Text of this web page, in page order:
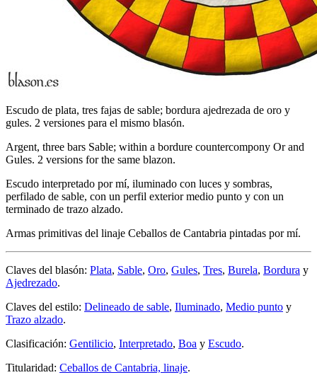
Escudo de plata, tres fajas de sable; bordura ajedrezada de oro y
gules. 2 versiones para el mismo blasón.
Argent, three bars Sable; within a bordure countercompony Or and
Gules. 2 versions for the same blazon.
Escudo interpretado por mí, iluminado con luces y sombras,
perfilado de sable, con un perfil exterior medio punto y con un
terminado de trazo alzado.
Armas primitivas del linaje Ceballos de Cantabria pintadas por mí.
Claves del blasón: Plata, Sable, Oro, Gules, Tres, Burela, Bordura y
Ajedrezado.
Claves del estilo: Delineado de sable, Iluminado, Medio punto y
Trazo alzado.
Clasificación: Gentilicio, Interpretado, Boa y Escudo.
Titularidad: Ceballos de Cantabria, linaje.